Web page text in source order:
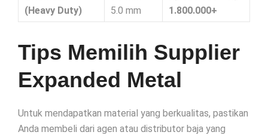
(Heavy Duty)
5.0 mm
1.800.000+
Tips Memilih Supplier
Expanded Metal
Untuk mendapatkan material yang berkualitas, pastikan
Anda membeli dari agen atau distributor baja yang